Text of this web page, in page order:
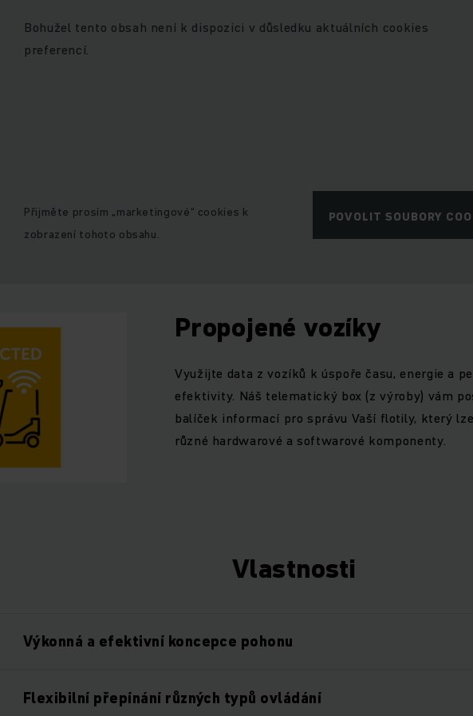
Bohužel tento obsah není k dispozici v důsledku aktuálních cookies
preferencí.
Přijměte prosím „marketingové“ cookies k
zobrazení tohoto obsahu.
POVOLIT SOUBORY
Propojené vozíky
Využijte data z vozíků k úspoře času, energie a
efektivity. Náš telematický box (z výroby) vám
balíček informací pro správu Vaší flotily, který
různé hardwarové a softwarové komponenty.
Vlastnosti
Výkonná a efektivní koncepce pohonu
Flexibilní přepínání různých typů ovládání